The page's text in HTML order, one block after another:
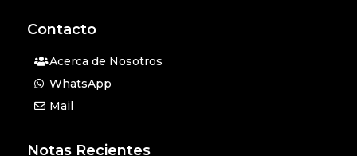
Contacto
Acerca de Nosotros
WhatsApp
Mail
Notas Recientes